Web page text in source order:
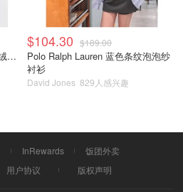
lululemon Down and Around 羽绒夹克
$104.30 $189.00
Polo Ralph Lauren 蓝色条纹泡泡纱
衬衫
David Jones 829人感兴趣
InRewards
饭团外卖
用户协议 版权声明